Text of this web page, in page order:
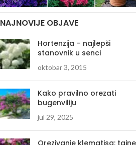
NAJNOVIJE OBJAVE
Hortenzija – najlepši
stanovnik u senci
oktobar 3, 2015
Kako pravilno orezati
bugenviliju
jul 29, 2025